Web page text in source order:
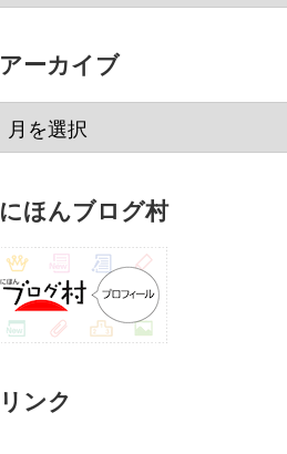
アーカイブ
にほんブログ村
リンク